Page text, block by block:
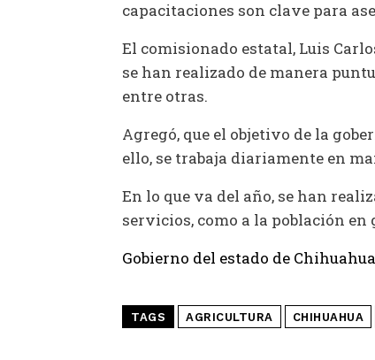
capacitaciones son clave para
El comisionado estatal, Luis
se han realizado de manera
entre otras.
Agregó, que el objetivo de la
ello, se trabaja diariamente en
En lo que va del año, se han
servicios, como a la población en
Gobierno del estado de Chihuahua
TAGS AGRICULTURA CHIHUAHUA